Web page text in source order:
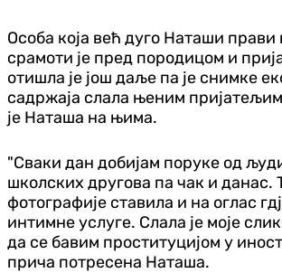
Особа која већ дуго Наташи
срамоти је пред породицом и
отишла је још даље па је снимке
садржаја слала њеним
је Наташа на њима.
"Сваки дан добијам поруке од
школских другова па чак и данас.
фотографије ставила и на оглас
интимне услуге. Слала је моје
да се бавим проституцијом у
прича потресена Наташа.